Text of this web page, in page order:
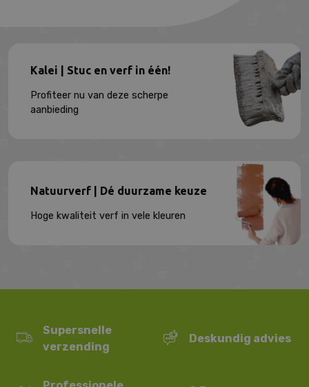
Kalei | Stuc en verf in één!
Profiteer nu van deze scherpe
aanbieding
Natuurverf | Dé duurzame keuze
Hoge kwaliteit verf in vele kleuren
Supersnelle
verzending
Deskundig advies